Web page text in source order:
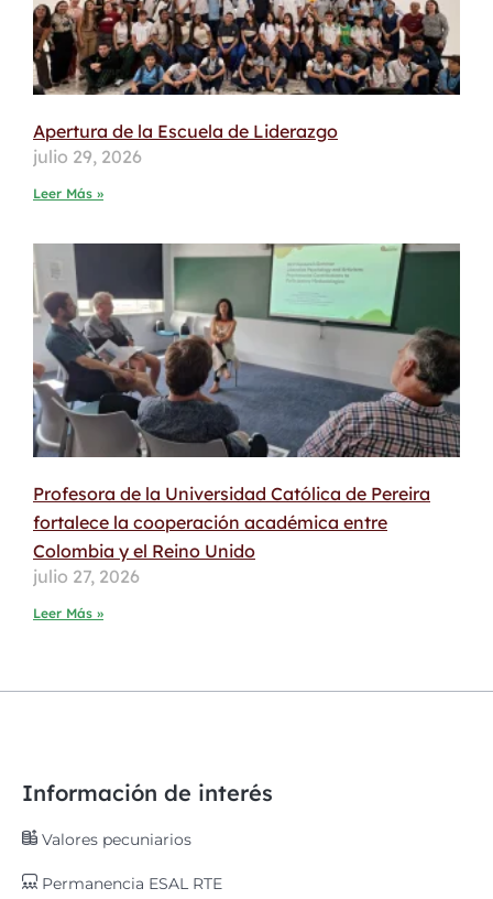
Apertura de la Escuela de Liderazgo
julio 29, 2026
Leer Más »
Profesora de la Universidad Católica de Pereira
fortalece la cooperación académica entre
Colombia y el Reino Unido
julio 27, 2026
Leer Más »
Información de interés
Valores pecuniarios
Permanencia ESAL RTE